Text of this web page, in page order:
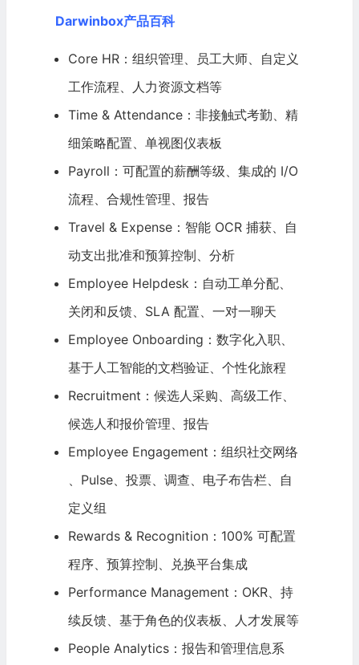
Darwinbox产品百科
Core HR：组织管理、员工大师、自定义
工作流程、人力资源文档等
Time & Attendance：非接触式考勤、精
细策略配置、单视图仪表板
Payroll：可配置的薪酬等级、集成的 I/O
流程、合规性管理、报告
Travel & Expense：智能 OCR 捕获、自
动支出批准和预算控制、分析
Employee Helpdesk：自动工单分配、
关闭和反馈、SLA 配置、一对一聊天
Employee Onboarding：数字化入职、
基于人工智能的文档验证、个性化旅程
Recruitment：候选人采购、高级工作、
候选人和报价管理、报告
Employee Engagement：组织社交网络
、Pulse、投票、调查、电子布告栏、自
定义组
Rewards & Recognition：100% 可配置
程序、预算控制、兑换平台集成
Performance Management：OKR、持
续反馈、基于角色的仪表板、人才发展等
People Analytics：报告和管理信息系